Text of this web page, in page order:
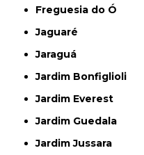
Freguesia do Ó
Jaguaré
Jaraguá
Jardim Bonfiglioli
Jardim Everest
Jardim Guedala
Jardim Jussara